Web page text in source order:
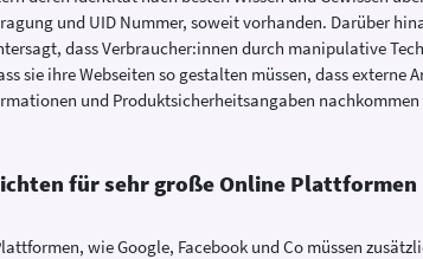
und UID Nummer, soweit vorhanden. Darüber
dass Verbraucher:innen durch manipulative
sie ihre Webseiten so gestalten müssen, dass
und Produktsicherheitsangaben nachkommen
für sehr große Online Plattformen
wie Google, Facebook und Co müssen